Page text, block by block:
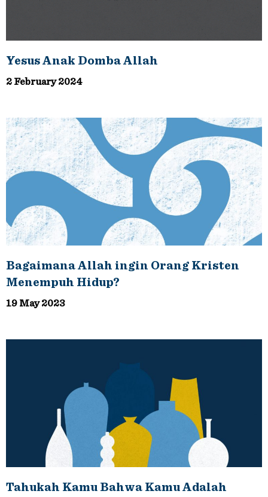
Yesus Anak Domba Allah
2 February 2024
Bagaimana Allah ingin Orang Kristen
Menempuh Hidup?
19 May 2023
Tahukah Kamu Bahwa Kamu Adalah